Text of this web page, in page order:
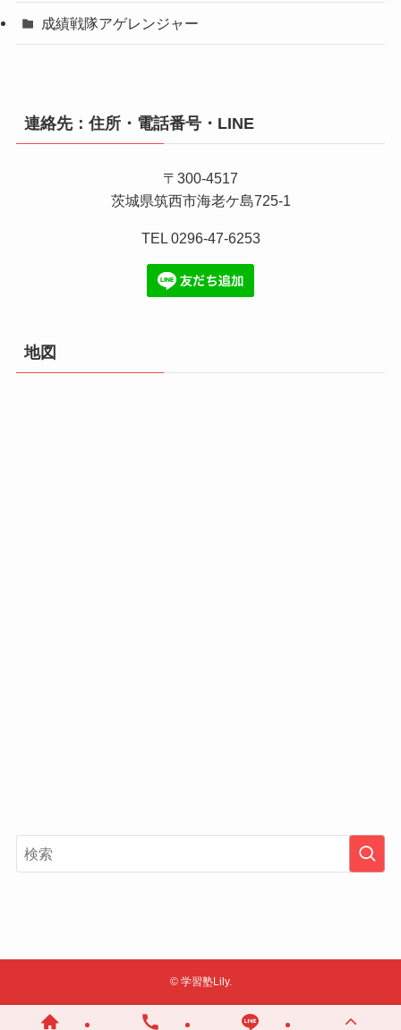
成績戦隊アゲレンジャー
連絡先：住所・電話番号・LINE
〒300-4517
茨城県筑西市海老ケ島725-1
TEL 0296-47-6253
地図
©学習塾Lily.